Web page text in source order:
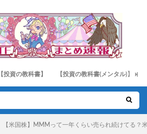
【投資の教科書】 【投資の教科書(メンタル)】
【米国株】MMMって一年くらい売られ続けてる？